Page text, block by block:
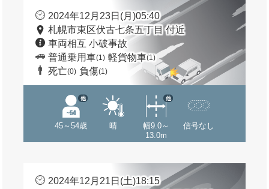
2024年12月23日(月)05:40
札幌市東区伏古七条五丁目 付近
車両相互 小破事故
普通乗用車(1) 軽貨物車(1)
死亡(0) 負傷(1)
45～54歳
他
晴
幅9.0～
13.0m
他
信号なし
2024年12月21日(土)18:15